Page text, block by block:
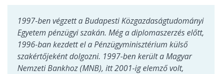
1997-ben végzett a Budapesti Közgazdaságtudományi
Egyetem pénzügyi szakán. Még a diplomaszerzés előtt,
1996-ban kezdett el a Pénzügyminisztérium külső
szakértőjeként dolgozni. 1997-ben került a Magyar
Nemzeti Bankhoz (MNB), itt 2001-ig elemző volt,